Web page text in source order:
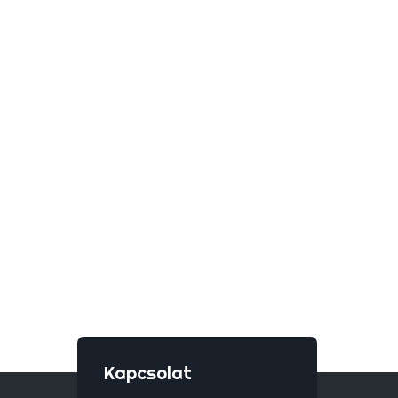
Kapcsolat